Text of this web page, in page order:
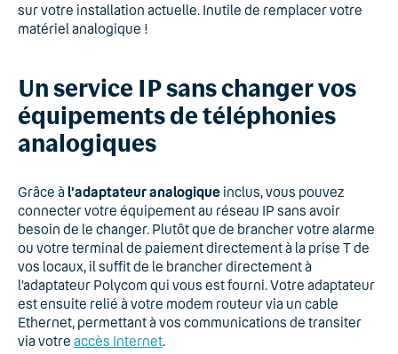
sur votre installation actuelle. Inutile de remplacer votre
matériel analogique !
Un service IP sans changer vos
équipements de téléphonies
analogiques
Grâce à l’adaptateur analogique inclus, vous pouvez
connecter votre équipement au réseau IP sans avoir
besoin de le changer. Plutôt que de brancher votre alarme
ou votre terminal de paiement directement à la prise T de
vos locaux, il suffit de le brancher directement à
l’adaptateur Polycom qui vous est fourni. Votre adaptateur
est ensuite relié à votre modem routeur via un cable
Ethernet, permettant à vos communications de transiter
via votre accès Internet.